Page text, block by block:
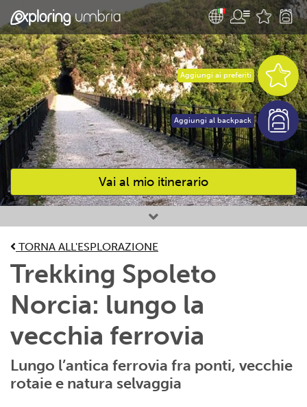
Vai al mio itinerario
Attività preferite
Aggiungi ai preferiti
Aggiungi al backpack
TORNA ALL'ESPLORAZIONE
Trekking Spoleto
Norcia: lungo la
vecchia ferrovia
Lungo l’antica ferrovia fra ponti, vecchie
rotaie e natura selvaggia